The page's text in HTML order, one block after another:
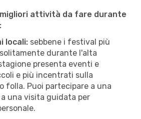
migliori attività da fare durante
locali: sebbene i festival più
durante l'alta
presenta eventi e
e più incentrati sulla
folla. Puoi partecipare a una
una visita guidata per